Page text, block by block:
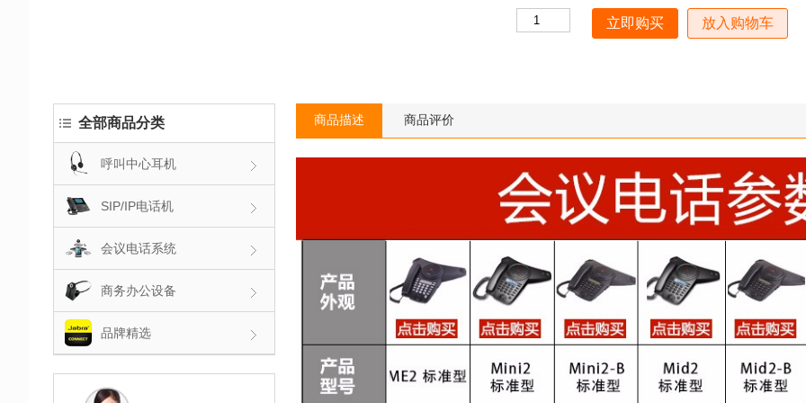
放入购物车
商品描述 商品评价
全部商品分类
呼叫中心耳机
SIP/IP电话机
会议电话系统
商务办公设备
品牌精选